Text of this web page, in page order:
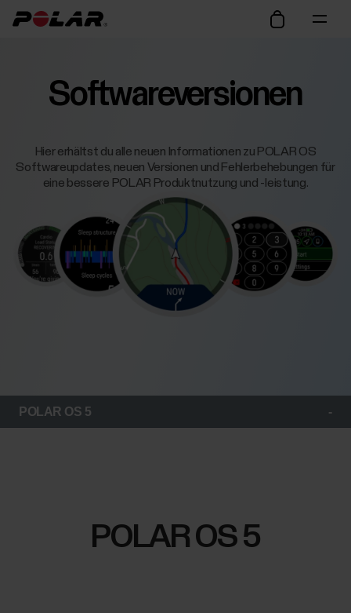
Softwareversionen
Hier erhältst du alle neuen Informationen zu POLAR OS
Softwareupdates, neuen Versionen und Fehlerbehebungen für
eine bessere POLAR Produktnutzung und -leistung.
POLAR OS 5
POLAR OS 5